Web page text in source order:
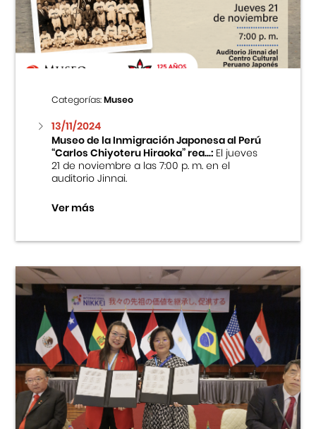
Centro Cultural Peruano Japonés
Cursos
Museo de la Inmigración Japonesa
Fondo Editorial
Teatro Peruano Japonés
Categorías:Museo
13/11/2024
Museo de la Inmigración Japonesa al Perú
“Carlos Chiyoteru Hiraoka” rea...:El jueves
21 de noviembre a las 7:00 p. m. en el
auditorio Jinnai.
Ver más